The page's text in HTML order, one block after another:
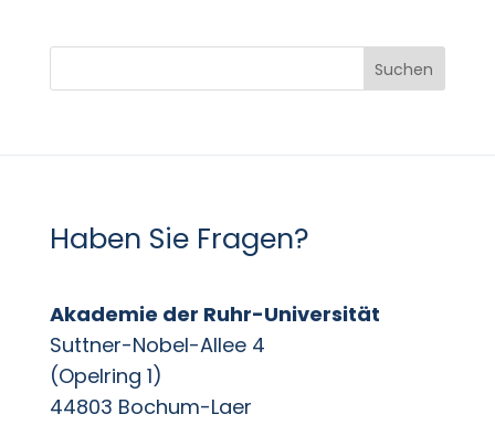
Suchen
Haben Sie Fragen?
Akademie der Ruhr-Universität
Suttner-Nobel-Allee 4
(Opelring 1)
44803 Bochum-Laer